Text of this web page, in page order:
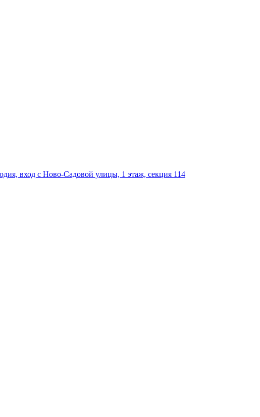
вход с Ново-Садовой улицы, 1 этаж, секция 114